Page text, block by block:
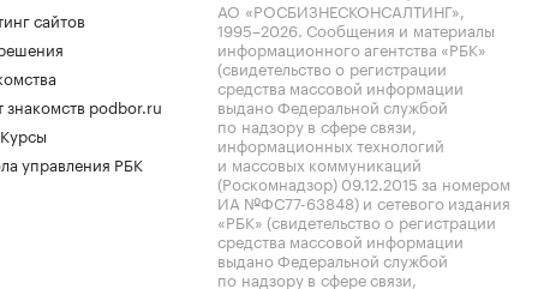
сайтов
знакомств podbor.ru
управления РБК
АО «РОСБИЗНЕСКОНСАЛТИНГ»,
1995–2026. Сообщения и материалы
информационного агентства «РБК»
(свидетельство о регистрации
средства массовой информации
выдано Федеральной службой
по надзору в сфере связи,
информационных технологий
и массовых коммуникаций
(Роскомнадзор) 09.12.2015 за номером
ИА №ФС77-63848) и сетевого издания
«РБК» (свидетельство о регистрации
средства массовой информации
выдано Федеральной службой
по надзору в сфере связи,